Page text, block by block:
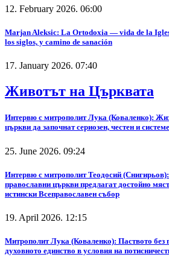
12. February 2026. 06:00
Marjan Aleksic: La Ortodoxia — vida de la
los siglos, y camino de sanación
17. January 2026. 07:40
Животът на Църквата
Интервю с митрополит Лука (Коваленко):
църкви да започнат сериозен, честен и
25. June 2026. 09:24
Интервю с митрополит Теодосий
православни църкви предлагат достойно
истински Всеправославен събор
19. April 2026. 12:15
Митрополит Лука (Коваленко): Паството без
духовното единство в условия на